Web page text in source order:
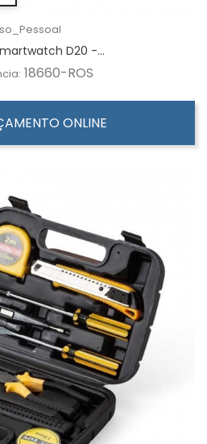
D20 -...
18660-ROS
ONLINE